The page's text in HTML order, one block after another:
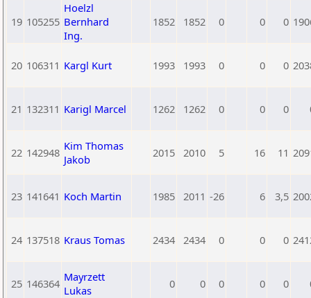
19 105255
Hoelzl
Bernhard
Ing.
1852 1852 0 0 0
20 106311 Kargl Kurt 1993 1993 0 0 0
21 132311 Karigl Marcel 1262 1262 0 0 0
22 142948 Kim Thomas
Jakob
2015 2010 5 16 11
23 141641 Koch Martin 1985 2011 -26 6 3,5
24 137518 Kraus Tomas 2434 2434 0 0 0
25 146364 Mayrzett
Lukas
0 0 0 0 0